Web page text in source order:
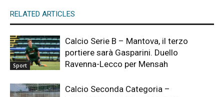
RELATED ARTICLES
Sport
Calcio Serie B – Mantova, il terzo
portiere sarà Gasparini. Duello
Ravenna-Lecco per Mensah
Calcio Seconda Categoria –